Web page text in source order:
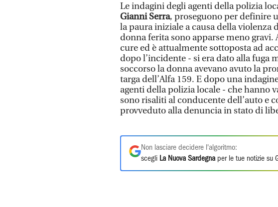
Le indagini degli agenti della polizia
Gianni Serra, proseguono per definire
la paura iniziale a causa della
donna ferita sono apparse meno
cure ed è attualmente sottoposta ad
dopo l’incidente - si era dato alla fuga
soccorso la donna avevano avuto la
targa dell’Alfa 159. E dopo una
agenti della polizia locale - che hanno
sono risaliti al conducente dell’auto e
provveduto alla denuncia in stato di
Non lasciare decidere l'algoritmo:
scegli La Nuova Sardegna per le tue notizie su